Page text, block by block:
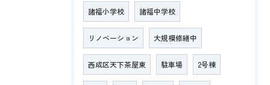
諸福小学校 諸福中学校
リノベーション 大規模修繕中
西成区天下茶屋東 駐車場 2号棟